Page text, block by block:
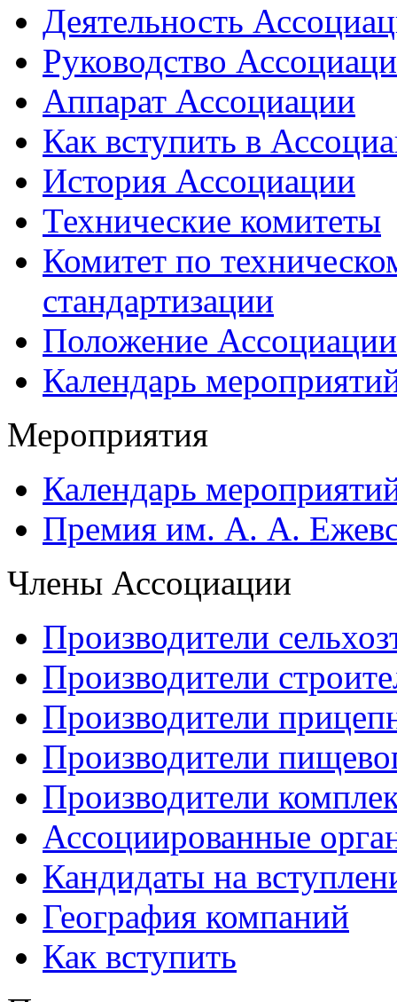
Деятельность
Руководство
Аппарат Ассоциации
Как вступить в
История Ассоциации
Технические комитеты
Комитет по
стандартизации
Положение
Календарь
Мероприятия
Календарь
Премия им. А. А.
Члены Ассоциации
Производители
Производители
Производители
Производители
Производители
Ассоциированные
Кандидаты на
География компаний
Как вступить